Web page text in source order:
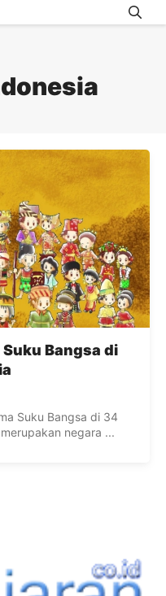
Bangsa di
Suku Bangsa di 34
negara ...